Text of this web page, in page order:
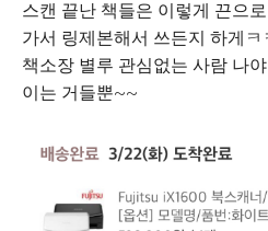
스캔 끝난 책들은 이렇게 끈으
가서 링제본해서 쓰든지 하게ㅋ
책소장 별루 관심없는 사람 나
이는 거들뿐~~